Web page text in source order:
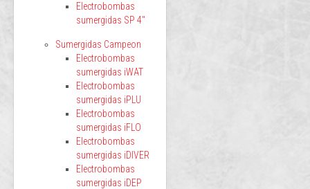
Electrobombas
sumergidas SP 4"
Sumergidas Campeon
Electrobombas
sumergidas iWAT
Electrobombas
sumergidas iPLU
Electrobombas
sumergidas iFLO
Electrobombas
sumergidas iDIVER
Electrobombas
sumergidas iDEP